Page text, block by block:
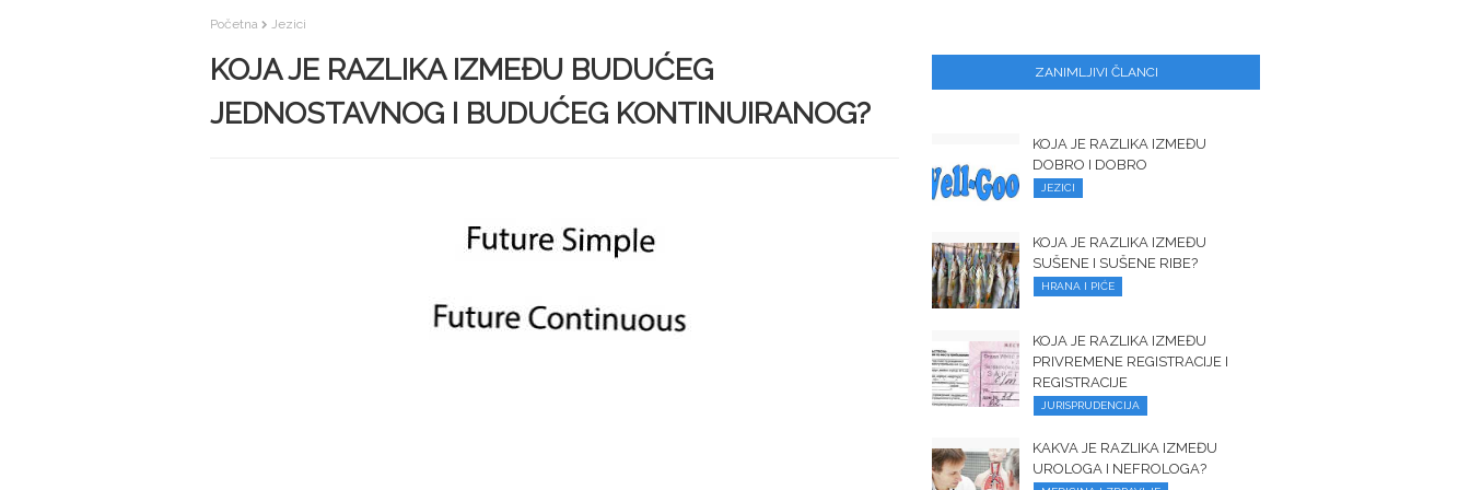
Početna Jezici
KOJA JE RAZLIKA IZMEĐU BUDUĆEG
JEDNOSTAVNOG I BUDUĆEG KONTINUIRANOG?
ZANIMLJIVI ČLANCI
KOJA JE RAZLIKA IZMEĐU
DOBRO I DOBRO
JEZICI
KOJA JE RAZLIKA IZMEĐU
SUŠENE I SUŠENE RIBE?
HRANA I PIĆE
KOJA JE RAZLIKA IZMEĐU
PRIVREMENE REGISTRACIJE I
REGISTRACIJE
JURISPRUDENCIJA
KAKVA JE RAZLIKA IZMEĐU
UROLOGA I NEFROLOGA?